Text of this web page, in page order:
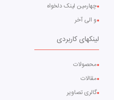
چهارمین لینک دلخواه
و الی آخر
لینکهای کاربردی
محصولات
مقالات
گالری تصاویر